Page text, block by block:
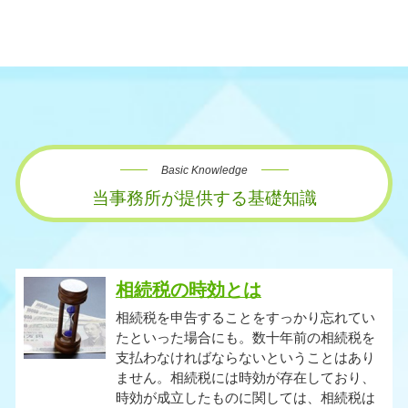
Basic Knowledge
当事務所が提供する基礎知識
相続税の時効とは
相続税を申告することをすっかり忘れてい
たといった場合にも。数十年前の相続税を
支払わなければならないということはあり
ません。相続税には時効が存在しており、
時効が成立したものに関しては、相続税は